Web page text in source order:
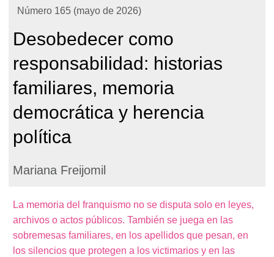
Número 165 (mayo de 2026)
Desobedecer como
responsabilidad: historias
familiares, memoria
democrática y herencia
política
Mariana Freijomil
La memoria del franquismo no se disputa solo en leyes,
archivos o actos públicos. También se juega en las
sobremesas familiares, en los apellidos que pesan, en
los silencios que protegen a los victimarios y en las